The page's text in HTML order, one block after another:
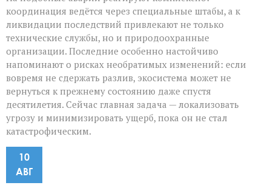
координация ведётся через специальные штабы, а к
ликвидации последствий привлекают не только
технические службы, но и природоохранные
организации. Последние особенно настойчиво
напоминают о рисках необратимых изменений: если
вовремя не сдержать разлив, экосистема может не
вернуться к прежнему состоянию даже спустя
десятилетия. Сейчас главная задача — локализовать
угрозу и минимизировать ущерб, пока он не стал
катастрофическим.
10
АВГ